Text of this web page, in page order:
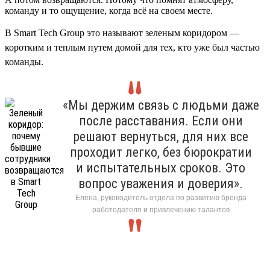
команду и то ощущение, когда всё на своем месте.
В Smart Tech Group это называют зеленым коридором —
коротким и теплым путем домой для тех, кто уже был частью
команды.
«Мы держим связь с людьми даже
после расставания. Если они
решают вернуться, для них все
проходит легко, без бюрократии
и испытательных сроков. Это
вопрос уважения и доверия».
Елена, руководитель отдела по развитию бренда
работодателя и привлечению талантов